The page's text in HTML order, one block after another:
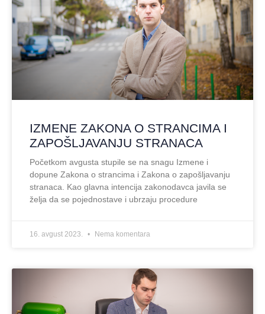
IZMENE ZAKONA O STRANCIMA I
ZAPOŠLJAVANJU STRANACA
Početkom avgusta stupile se na snagu Izmene i
dopune Zakona o strancima i Zakona o zapošljavanju
stranaca. Kao glavna intencija zakonodavca javila se
želja da se pojednostave i ubrzaju procedure
16. avgust 2023. Nema komentara